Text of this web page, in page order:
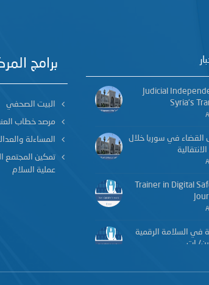
برامج
البيت الصحفي
مرصد خطاب
المساءلة
تمكين
عملية السلام
Judicial
Syria’s
القضاء في سوريا خلال
Trainer in Digital
في السلامة الرقمية
ـات